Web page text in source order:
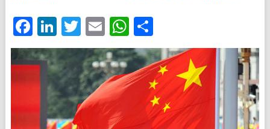
Facebook
LinkedIn
Twitter
EmailWhatsApp
分
享